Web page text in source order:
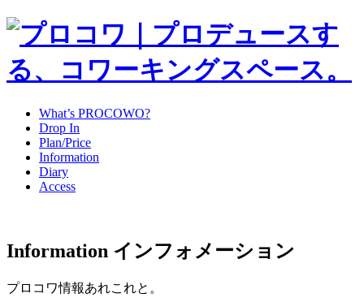
What’s PROCOWO?
Drop In
Plan/Price
Information
Diary
Access
Information インフォメーション
プロコワ情報あれこれと。